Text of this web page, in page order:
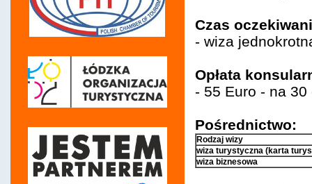
Czas
- wiza
Opłata
- 55 Euro - na 30
Pośrednictwo:
Rodzaj wizy
wiza turystyczna (karta
wiza biznesowa